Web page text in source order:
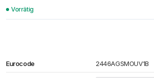
Vorrätig
Eurocode 2446AGSMOUV1B